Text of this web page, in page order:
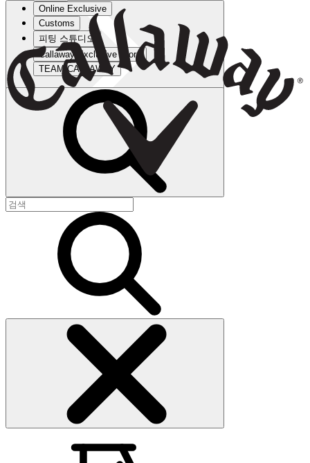
Online Exclusive
Customs
피팅 스튜디오
Callaway Exclusive Store
TEAM CALLAWAY